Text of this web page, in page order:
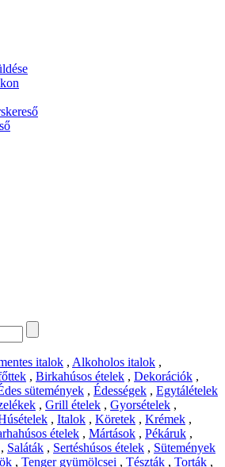
italok , Alkoholos italok ,
, Birkahúsos ételek , Dekorációk ,
sütemények , Édességek , Egytálételek
, Grill ételek , Gyorsételek ,
, Italok , Köretek , Krémek ,
ételek , Mártások , Pékáruk ,
, Saláták , Sertéshúsos ételek , Sütemények
, Tenger gyümölcsei , Tészták , Torták ,